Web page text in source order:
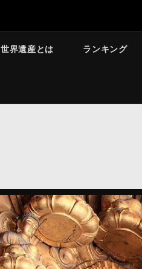
世界遺産とは ランキング